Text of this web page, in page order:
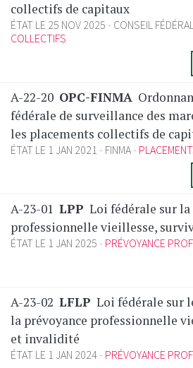
collectifs de capitaux
ÉTAT LE 25 NOV 2025 CONSEIL
COLLECTIFS
A-22-20 OPC-FINMA
fédérale de surveillance des
les placements collectifs de
ÉTAT LE 1 JAN 2021 FINMA
A-23-01 LPP Loi fédérale sur la
professionnelle vieillesse,
ÉTAT LE 1 JAN 2025
PRÉVOYANCE
A-23-02 LFLP Loi fédérale sur
la prévoyance professionnelle
et invalidité
ÉTAT LE 1 JAN 2024 PRÉVOYANCE